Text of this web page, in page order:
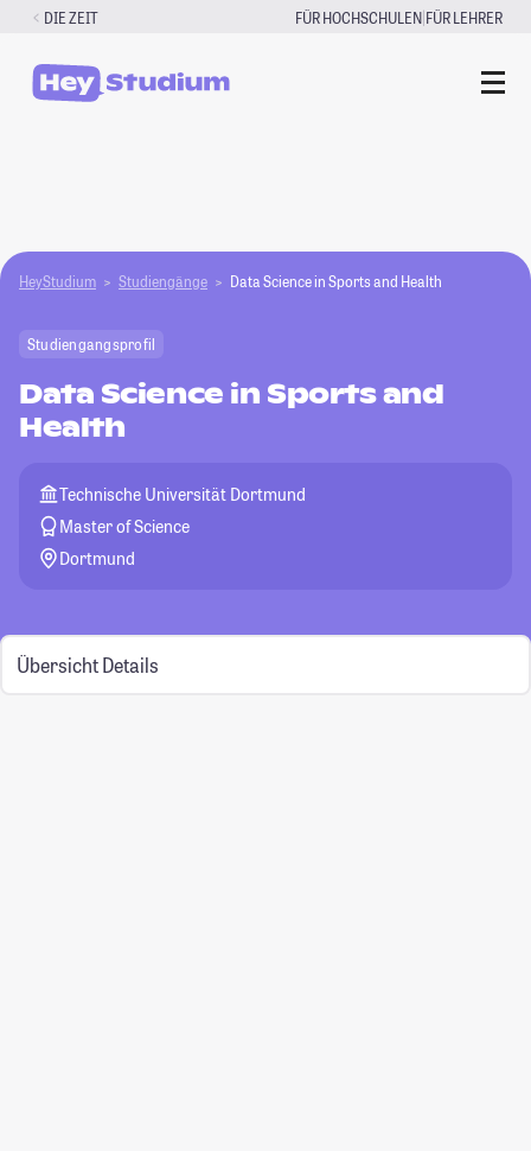
Zum
springen
DIE ZEIT FÜR HOCHSCHULEN|FÜR LEHRER
HeyStudium Studiengänge Data Science in Sports and Health
Studiengangsprofil
Data Science in Sports and
Health
Technische Universität Dortmund
Master of Science
Dortmund
Übersicht Details